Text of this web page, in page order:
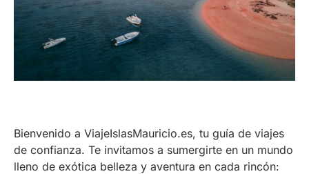
Bienvenido a ViajeIslasMauricio.es, tu guía de viajes
de confianza. Te invitamos a sumergirte en un mundo
lleno de exótica belleza y aventura en cada rincón: